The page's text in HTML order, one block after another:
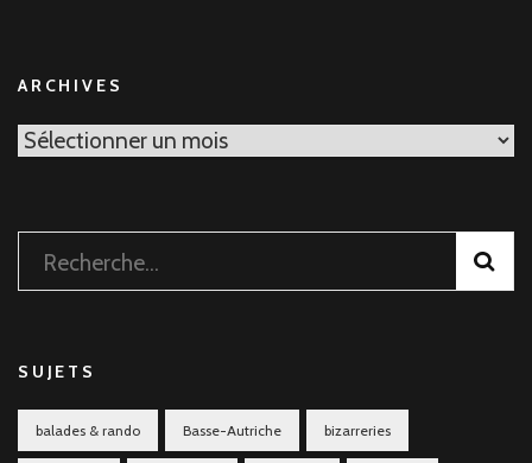
ARCHIVES
Archives
Rechercher :
SUJETS
balades & rando Basse-Autriche bizarreries